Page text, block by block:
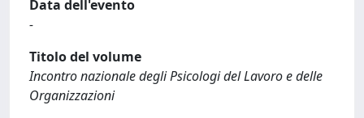
Data dell'evento
-
Titolo del volume
Incontro nazionale degli Psicologi del Lavoro e delle
Organizzazioni